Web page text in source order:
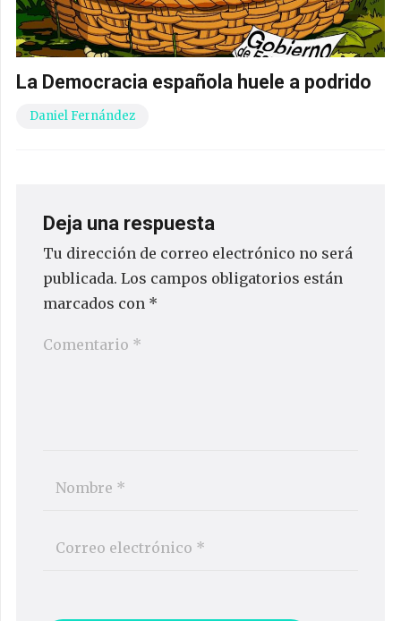
La Democracia española huele a podrido
Daniel Fernández
Deja una respuesta
Tu dirección de correo electrónico no será
publicada. Los campos obligatorios están
marcados con *